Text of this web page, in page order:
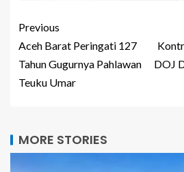
Previous
Aceh Barat Peringati 127
Tahun Gugurnya Pahlawan
Teuku Umar
DOJ
MORE STORIES